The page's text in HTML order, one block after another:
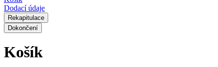
Dodací údaje
Rekapitulace
Dokončení
Košík